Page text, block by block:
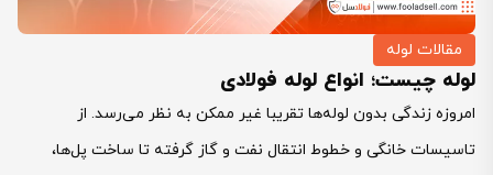
مقالات لوله
لوله چیست؛ انواع لوله فولادی
امروزه زندگی بدون لوله‌ها تقریبا غیر ممکن به نظر می‌رسد. از
تاسیسات خانگی و خطوط انتقال نفت و گاز گرفته تا ساخت پل‌ها،